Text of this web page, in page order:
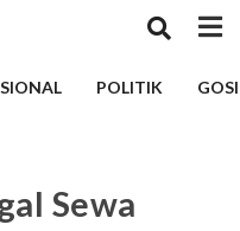
POLITIK
Sewa